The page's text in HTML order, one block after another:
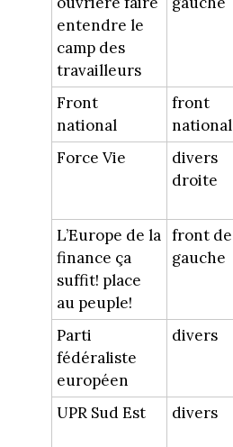
entendre le
camp des
travailleurs
Front
national
front
national
Force Vie
divers
droite
L’Europe de la
finance ça
suffit! place
au peuple!
front de
gauche
Parti
fédéraliste
européen
divers
UPR Sud Est divers